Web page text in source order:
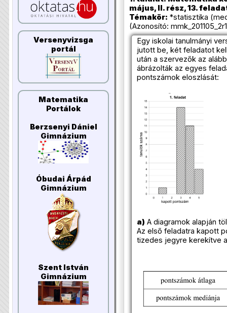
Versenyvizsga
portál
Matematika
Portálok
Berzsenyi Dániel
Gimnázium
Óbudai Árpád
Gimnázium
Szent István
Gimnázium
május, II. rész, 13.
Témakör: *statisztika
(Azonosító:
Egy iskolai tanulmányi
jutott be, két feladatot
után a szervezők az
ábrázolták az egyes
pontszámok eloszlását:
a) A diagramok alapján
Az első feladatra kapott
tizedes jegyre kerekítve